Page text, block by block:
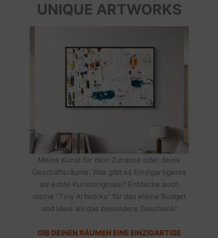
UNIQUE ARTWORKS
Meine Kunst für dein Zuhause oder deine
Geschäftsräume: Was gibt es Einzigartigeres
als echte Kunstoriginale? Entdecke auch
meine "Tiny Artworks" für das kleine Budget
und ideal als das besondere Geschenk!
GIB DEINEN RÄUMEN EINE EINZIGARTIGE